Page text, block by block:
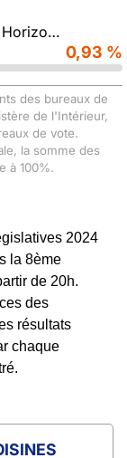
0,93 %
des bureaux de
de l'Intérieur,
de vote.
la somme des
à 100%.
2024
la 8ème
de 20h.
des
résultats
chaque